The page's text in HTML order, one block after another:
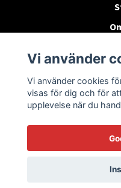
Vi använder
Vi använder cookies
visas för dig och för
upplevelse när du